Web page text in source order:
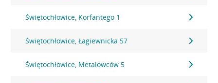
Świętochłowice, Korfantego 1
Świętochłowice, Łagiewnicka 57
Świętochłowice, Metalowców 5